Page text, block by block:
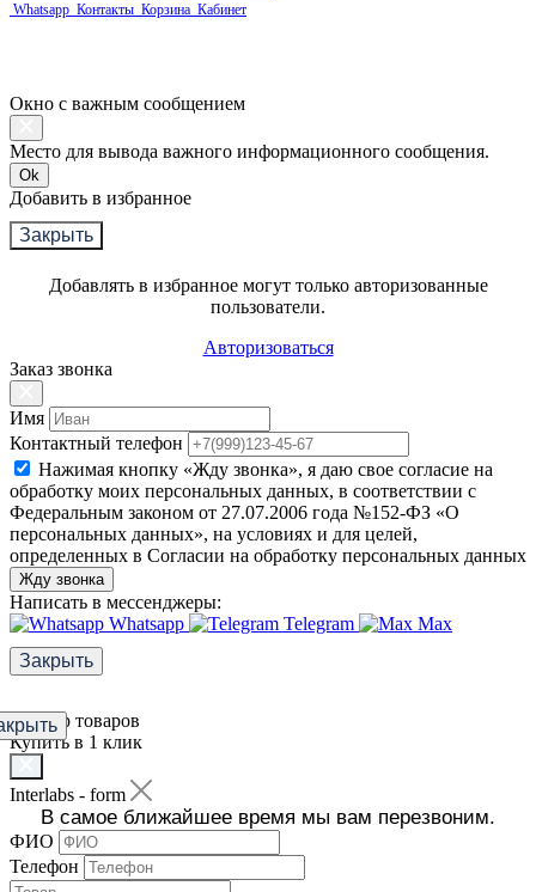
Whatsapp Контакты Корзина Кабинет
Окно с важным сообщением
Место для вывода важного информационного сообщения.
Ok
Добавить в избранное
Закрыть
Добавлять в избранное могут только авторизованные
пользователи.
Авторизоваться
Заказ звонка
Имя
Контактный телефон
Нажимая кнопку «Жду звонка», я даю свое согласие на
обработку моих персональных данных, в соответствии с
Федеральным законом от 27.07.2006 года №152-ФЗ «О
персональных данных», на условиях и для целей,
определенных в Согласии на обработку персональных данных
Жду звонка
Написать в мессенджеры:
Whatsapp
Telegram
Max
Закрыть
Фильтр товаров
Купить в 1 клик
Interlabs - form
В самое ближайшее время мы вам перезвоним.
ФИО
Телефон